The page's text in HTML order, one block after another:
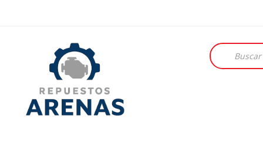
Búsqueda
de
productos